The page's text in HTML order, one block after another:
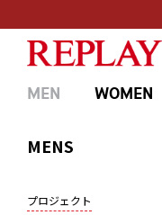
MEN WOMEN
MENS
プロジェクト